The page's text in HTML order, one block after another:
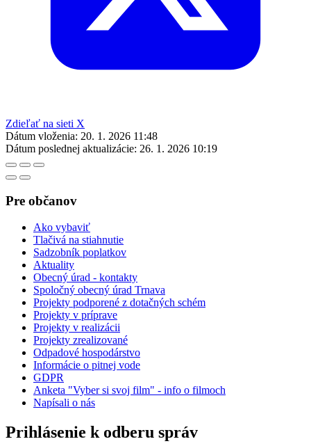
Zdieľať na sieti X
Dátum vloženia: 20. 1. 2026 11:48
Dátum poslednej aktualizácie: 26. 1. 2026 10:19
Pre občanov
Ako vybaviť
Tlačivá na stiahnutie
Sadzobník poplatkov
Aktuality
Obecný úrad - kontakty
Spoločný obecný úrad Trnava
Projekty podporené z dotačných schém
Projekty v príprave
Projekty v realizácii
Projekty zrealizované
Odpadové hospodárstvo
Informácie o pitnej vode
GDPR
Anketa "Vyber si svoj film" - info o filmoch
Napísali o nás
Prihlásenie k odberu správ